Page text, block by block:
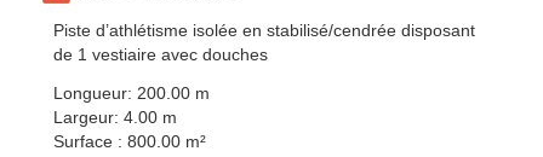
Piste d’athlétisme isolée en stabilisé/cendrée disposant
de 1 vestiaire avec douches
Longueur: 200.00 m
Largeur: 4.00 m
Surface : 800.00 m²